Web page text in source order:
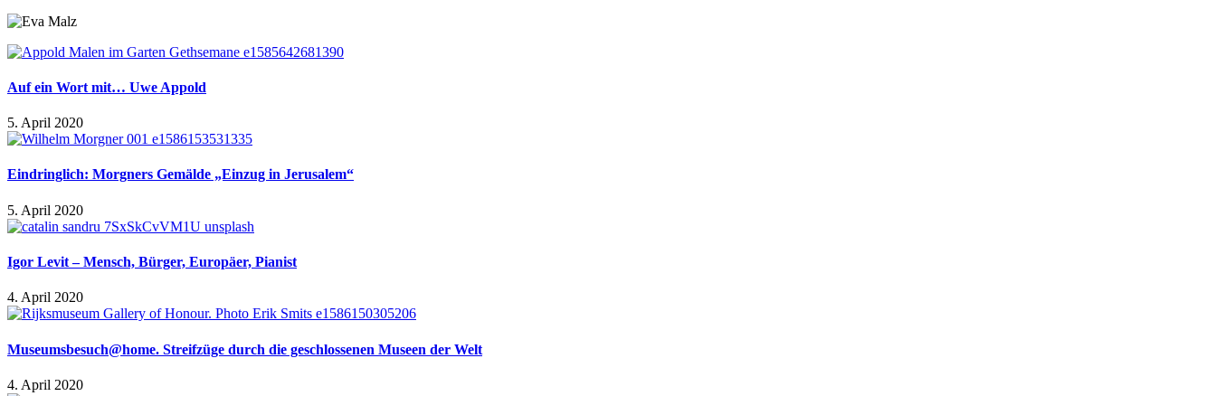
Auf ein Wort mit… Uwe Appold
5. April 2020
Eindringlich: Morgners Gemälde „Einzug in Jerusalem“
5. April 2020
Igor Levit – Mensch, Bürger, Europäer, Pianist
4. April 2020
Museumsbesuch@home. Streifzüge durch die geschlossenen Museen der Welt
4. April 2020